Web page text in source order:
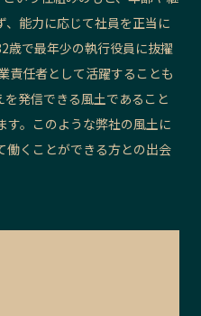
能力に応じて社員を正当に
歳で最年少の執行役員に抜擢
責任者として活躍する ことも
発信できる風土であること
す。このような弊社の風土に
働くことができる方との出会